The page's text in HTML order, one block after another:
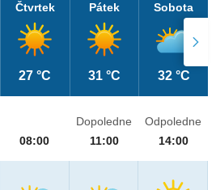
Čtvrtek
27 °C
Pátek
31 °C
Sobota
32 °C
08:00
Dopoledne
11:00
Odpoledne
14:00